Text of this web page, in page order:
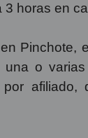
horas en
Pinchote,
o